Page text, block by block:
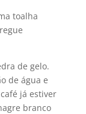
toalha
de gelo.
de água e
já estiver
branco